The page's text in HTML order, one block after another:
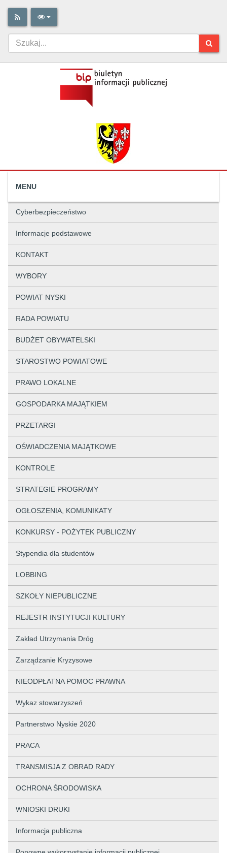
MENU
Cyberbezpieczeństwo
Informacje podstawowe
KONTAKT
WYBORY
POWIAT NYSKI
RADA POWIATU
BUDŻET OBYWATELSKI
STAROSTWO POWIATOWE
PRAWO LOKALNE
GOSPODARKA MAJĄTKIEM
PRZETARGI
OŚWIADCZENIA MAJĄTKOWE
KONTROLE
STRATEGIE PROGRAMY
OGŁOSZENIA, KOMUNIKATY
KONKURSY - POŻYTEK PUBLICZNY
Stypendia dla studentów
LOBBING
SZKOŁY NIEPUBLICZNE
REJESTR INSTYTUCJI KULTURY
Zakład Utrzymania Dróg
Zarządzanie Kryzysowe
NIEODPŁATNA POMOC PRAWNA
Wykaz stowarzyszeń
Partnerstwo Nyskie 2020
PRACA
TRANSMISJA Z OBRAD RADY
OCHRONA ŚRODOWISKA
WNIOSKI DRUKI
Informacja publiczna